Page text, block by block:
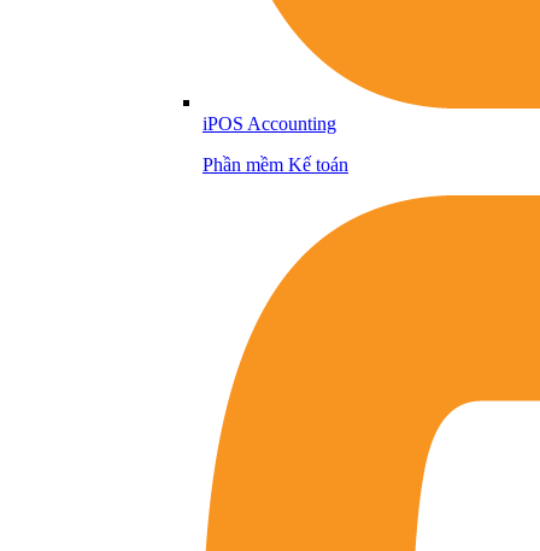
iPOS Accounting
Phần mềm Kế toán